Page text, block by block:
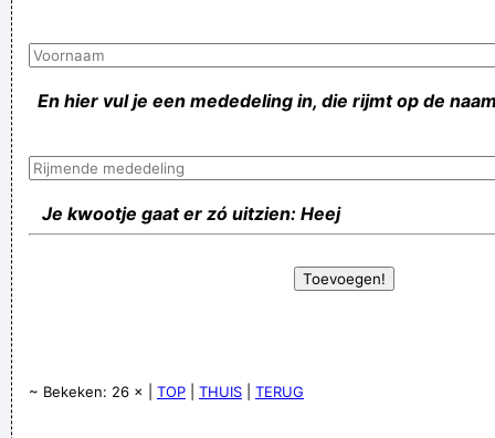
En hier vul je een mededeling in, die rijmt op de
Je kwootje gaat er zó uitzien: Heej
~ Bekeken: 26 × | TOP THUIS TERUG